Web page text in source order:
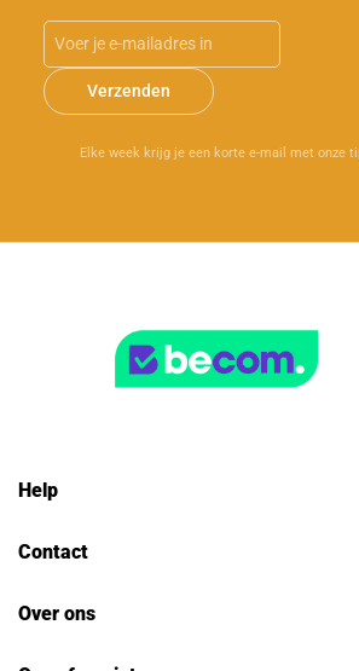
Verzenden
Elke week krijg je een korte e-mail met onze
Help
Contact
Over ons